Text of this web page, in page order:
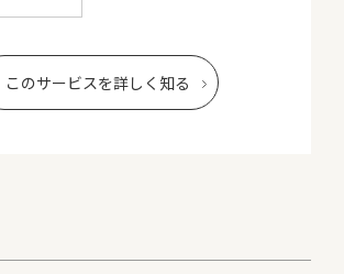
このサービスを詳しく知る